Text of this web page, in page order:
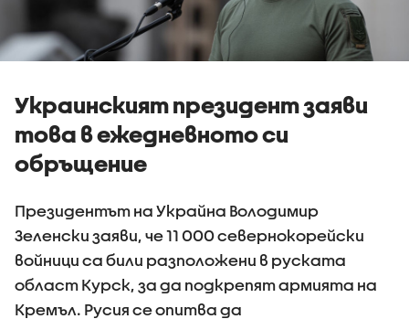
Украинският президент заяви
това в ежедневното си
обръщение
Президентът на Украйна Володимир
Зеленски заяви, че 11 000 севернокорейски
войници са били разположени в руската
област Курск, за да подкрепят армията на
Кремъл. Русия се опитва да